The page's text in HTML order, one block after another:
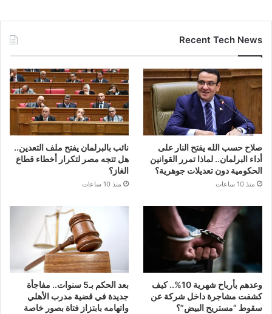
Recent Tech News
صلاح حسب الله يفتح النار على
أداء البرلمان.. لماذا تمرر القوانين
الحكومية دون تعديلات جوهرية؟
منذ 10 ساعات
نائب بالبرلمان يفتح ملف التعدين..
هل تتجه مصر لتكرار أخطاء قطاع
الغاز؟
منذ 10 ساعات
وعدهم بأرباح شهرية 10%.. كيف
كشفت مشاجرة داخل شركة عن
سقوط “مستريح البيض”؟
بعد الحكم بـ5 سنوات.. مفاجأة
جديدة في قضية مدرب الأهلي
واتهامه بابتزاز فتاة بصور خاصة